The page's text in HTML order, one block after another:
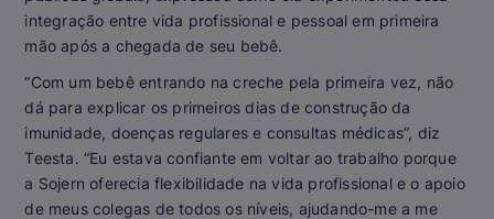
integração entre vida profissional e pessoal em primeira
mão após a chegada de seu bebê.
“Com um bebê entrando na creche pela primeira vez, não
dá para explicar os primeiros dias de construção da
imunidade, doenças regulares e consultas médicas”, diz
Teesta. “Eu estava confiante em voltar ao trabalho porque
a Sojern oferecia flexibilidade na vida profissional e o apoio
de meus colegas de todos os níveis, ajudando-me a me